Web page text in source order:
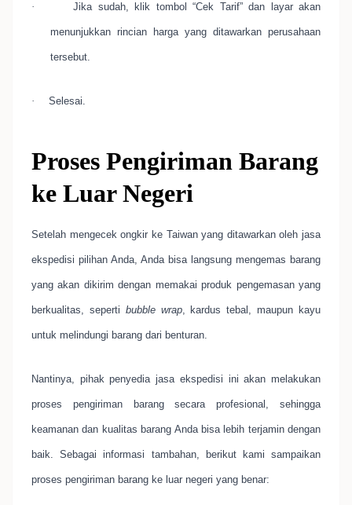
· Jika sudah, klik tombol “Cek Tarif” dan layar akan
menunjukkan rincian harga yang ditawarkan perusahaan
tersebut.
· Selesai.
Proses Pengiriman Barang
ke Luar Negeri
Setelah mengecek ongkir ke Taiwan yang ditawarkan oleh jasa
ekspedisi pilihan Anda, Anda bisa langsung mengemas barang
yang akan dikirim dengan memakai produk pengemasan yang
berkualitas, seperti bubble wrap, kardus tebal, maupun kayu
untuk melindungi barang dari benturan.
Nantinya, pihak penyedia jasa ekspedisi ini akan melakukan
proses pengiriman barang secara profesional, sehingga
keamanan dan kualitas barang Anda bisa lebih terjamin dengan
baik. Sebagai informasi tambahan, berikut kami sampaikan
proses pengiriman barang ke luar negeri yang benar: